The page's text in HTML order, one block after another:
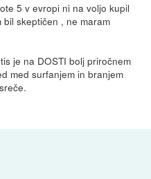
5 v evropi ni na voljo kupil
skeptičen , ne maram
je na DOSTI bolj priročnem
med surfanjem in branjem